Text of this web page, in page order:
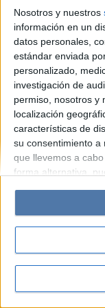
Nosotros y nuestros
información en un
datos personales,
estándar enviada
personalizado,
investigación de
permiso, nosotros y
localización
características de
su consentimiento a
que llevemos a
forma alternativa,
cambiar sus
Tenga en cuenta
personales puede
tiene el derecho de
sus preferencias o
© Perfil.com
Registro de